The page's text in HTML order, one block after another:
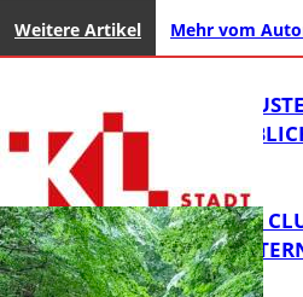
Weitere Artikel Mehr vom
FB News
PARKEN,
DIGITAL IM
NEUER MOM
ZUSAMMEN